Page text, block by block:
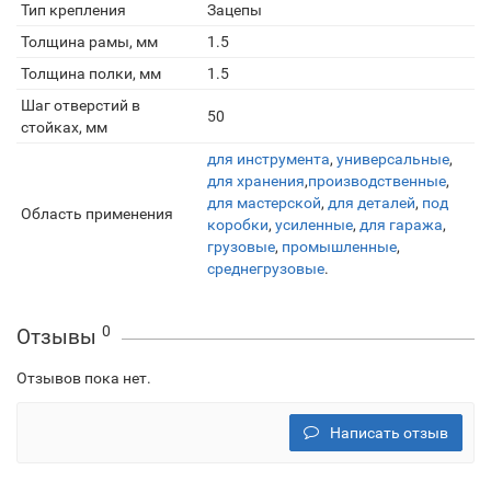
Тип крепления
Зацепы
Толщина рамы, мм
1.5
Толщина полки, мм
1.5
Шаг отверстий в
стойках, мм
50
Область применения
для инструмента, универсальные,
для хранения,производственные,
для мастерской, для деталей, под
коробки, усиленные, для гаража,
грузовые, промышленные,
среднегрузовые.
Отзывы 0
Отзывов пока нет.
Написать отзыв